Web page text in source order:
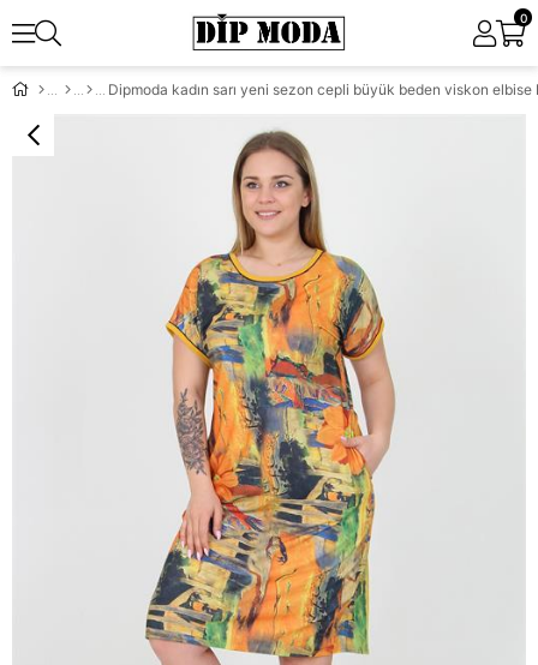
0
Dipmoda kadın sarı yeni sezon cepli büyük beden viskon elbise